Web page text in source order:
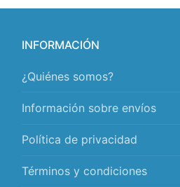
INFORMACIÓN
¿Quiénes somos?
Información sobre envíos
Política de privacidad
Términos y condiciones